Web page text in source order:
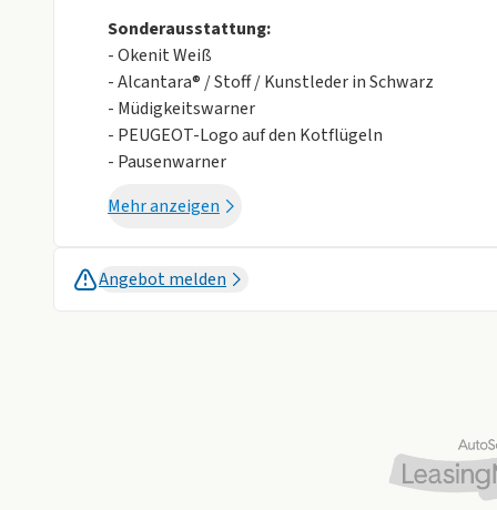
Sonderausstattung:
- Okenit Weiß
- Alcantara® / Stoff / Kunstleder in Schwarz
- Müdigkeitswarner
- PEUGEOT-Logo auf den Kotflügeln
- Pausenwarner
- Multikollisionsbremse
- Digitales 3D-Kombiinstrument
- Fahrersitz elektrisch mit Memory-Funktion
- diamantgeschliffene Leichtmetallfelgen GRAPHITE 19" in
Mehr anzeigen
Angebot melden